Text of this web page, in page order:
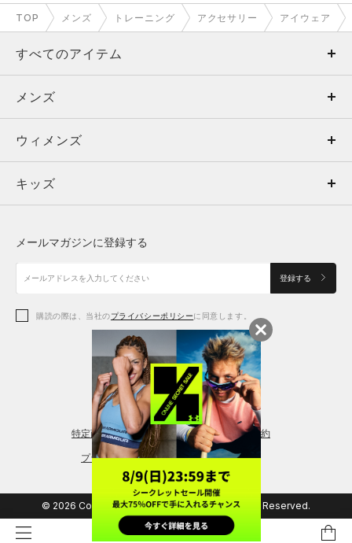
TOP メンズ トレーニング アクセサリー アイウェア
すべてのアイテム
メンズ
ウィメンズ
キッズ
アクセサリー
メンズ
トップス
ボトムス
アクセサリー
ウィメンズ
トップス
シューズ
アクセサリー
レギンス＆タイツ
キッズ
シューズ
メールマガジンに登録する
登録する
購読の際は、当社のプライバシーポリシーに同意します。
特定商取引法に基づく通販の表記 会員規約
プライバシーポリシー
© 2026 Copyright DOME Corporation. All Rights Reserved.